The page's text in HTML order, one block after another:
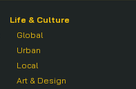
Life & Culture
Global
Urban
Local
Art & Design